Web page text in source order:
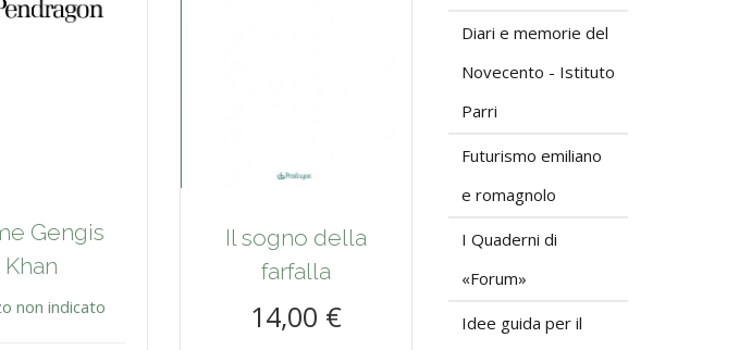
Gengis
Khan
non indicato
Il sogno della
farfalla
14,00 €
Diari e memorie del
Novecento - Istituto
Parri
Futurismo emiliano
e romagnolo
I Quaderni di
«Forum»
Idee guida per il